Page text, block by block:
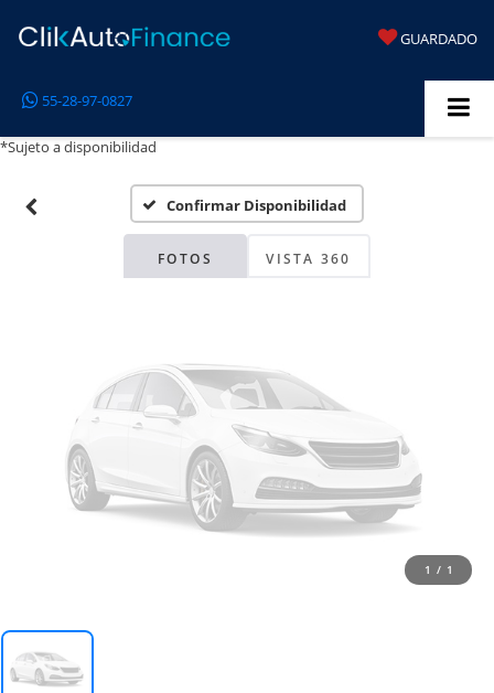
GUARDADO
55-28-97-0827
*Sujeto a disponibilidad
Confirmar Disponibilidad
FOTOS VISTA 360
Disponibles
Por favor, revise luego
1 / 1